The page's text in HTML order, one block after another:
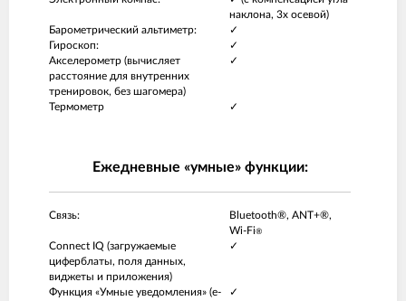
наклона, 3х осевой)
Барометрический альтиметр:
✓
Гироскоп:
✓
Акселерометр (вычисляет
расстояние для внутренних
тренировок, без шагомера)
✓
Термометр ✓
Ежедневные «умные» функции:
Связь:
Bluetooth®, ANT+®,
Wi-Fi®
Connect IQ (загружаемые
циферблаты, поля данных,
виджеты и приложения)
✓
Функция «Умные уведомления» (e-
✓